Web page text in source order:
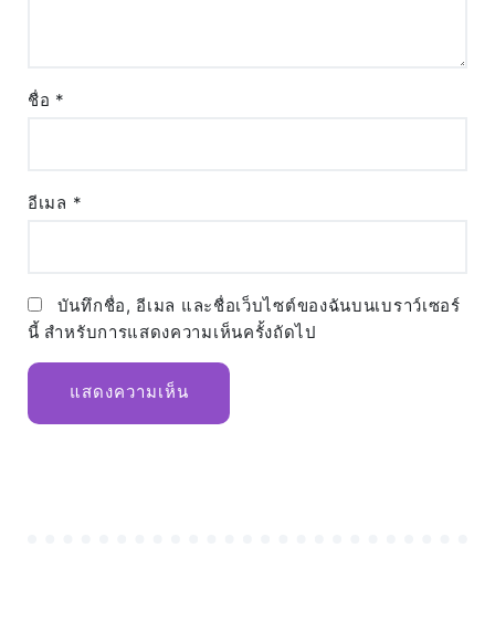
ชื่อ *
อีเมล *
บันทึกชื่อ, อีเมล และชื่อเว็บไซต์ของฉันบนเบราว์เซอร์
นี้ สำหรับการแสดงความเห็นครั้งถัดไป